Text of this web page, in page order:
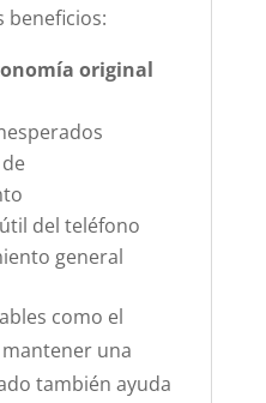
beneficios:
original
del teléfono
general
como el
una
también ayuda